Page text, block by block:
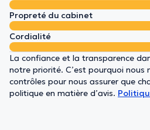
Propreté du cabinet
Cordialité
La confiance et la transparence
notre priorité. C’est pourquoi nous
contrôles pour nous assurer que
politique en matière d’avis.